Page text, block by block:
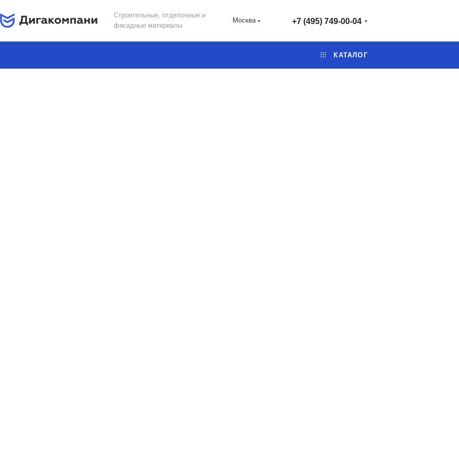
Строительные, отделочные и
фасадные материалы
Москва +7 (495) 749-00-04
КАТАЛОГ